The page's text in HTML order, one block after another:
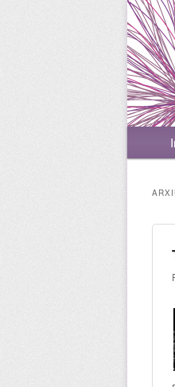
Menú